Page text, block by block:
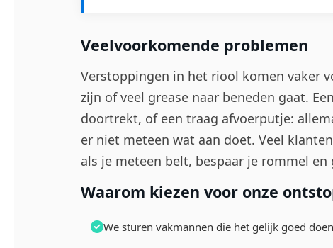
Veelvoorkomende problemen
Verstoppingen in het riool komen vaker
zijn of veel grease naar beneden gaat.
doortrekt, of een traag afvoerputje:
er niet meteen wat aan doet. Veel
als je meteen belt, bespaar je rommel en
Waarom kiezen voor onze
We sturen vakmannen die het gelijk goed